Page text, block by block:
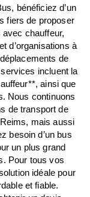
bénéficiez d’un
fiers de proposer
chauffeur,
d’organisations à
de
incluent la
ainsi que
Nous continuons
de transport de
mais aussi
besoin d’un bus
un plus grand
Pour tous vos
idéale pour
et fiable.